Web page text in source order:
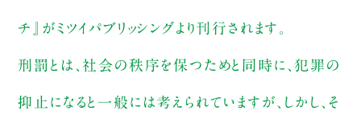
チ』がミツイパブリッシングより刊行されます。
刑罰とは、社会の秩序を保つためと同時に、犯罪の
抑止になると一般には考えられていますが、しかし、そ